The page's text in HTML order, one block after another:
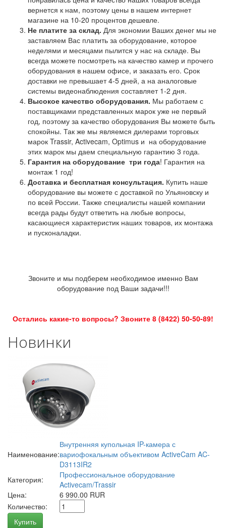
вернется к нам, поэтому цены в нашем интернет
магазине на 10-20 процентов дешевле.
Не платите за склад. Для экономии Ваших денег мы не
заставляем Вас платить за оборудование, которое
неделями и месяцами пылится у нас на складе. Вы
всегда можете посмотреть на качество камер и прочего
оборудования в нашем офисе, и заказать его. Срок
доставки не превышает 4-5 дней, а на аналоговые
системы видеонаблюдения составляет 1-2 дня.
Высокое качество оборудования. Мы работаем с
поставщиками представленных марок уже не первый
год, поэтому за качество оборудования Вы можете быть
спокойны. Так же мы являемся дилерами торговых
марок Trassir, Activecam, Optimus и на оборудование
этих марок мы даем специальную гарантию 3 года.
Гарантия на оборудование три года! Гарантия на
монтаж 1 год!
Доставка и бесплатная консультация. Купить наше
оборудование вы можете с доставкой по Ульяновску и
по всей России. Также специалисты нашей компании
всегда рады будут ответить на любые вопросы,
касающиеся характеристик наших товаров, их монтажа
и пусконаладки.
Звоните и мы подберем необходимое именно Вам
оборудование под Ваши задачи!!!
Остались какие-то вопросы? Звоните 8 (8422) 50-50-89!
Новинки
Наименование:
Внутренняя купольная IP-камера с
вариофокальным объективом ActiveCam AC-
D3113IR2
Категория:
Профессиональное оборудование
Activecam/Trassir
Цена:
6 990.00 RUR
Количество:
Купить